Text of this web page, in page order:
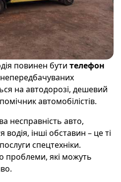
повинен бути телефон
непередбачуваних
на автодорозі, дешевий
автомобілістів.
несправність авто,
інші обставин – це ті
спецтехніки.
проблеми, які можуть